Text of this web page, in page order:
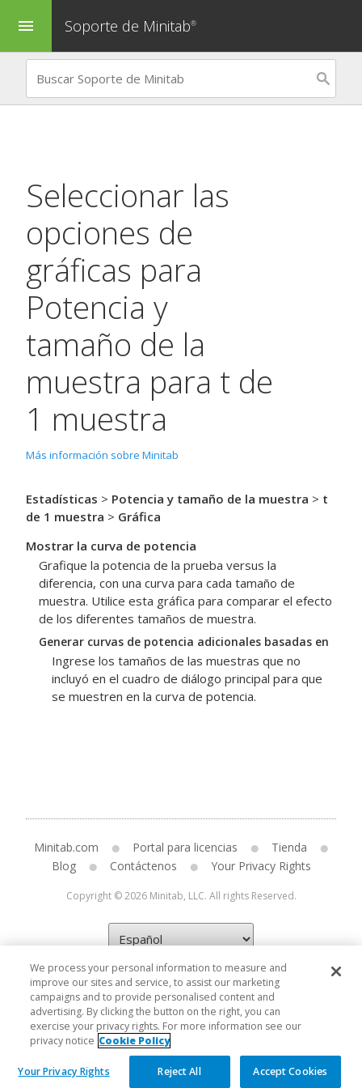
menu Soporte de Minitab®
Seleccionar las
opciones de
gráficas para
Potencia y
tamaño de la
muestra para t de
1 muestra
Más información sobre Minitab
Estadísticas > Potencia y tamaño de la muestra > t
de 1 muestra > Gráfica
Mostrar la curva de potencia
Grafique la potencia de la prueba versus la
diferencia, con una curva para cada tamaño de
muestra. Utilice esta gráfica para comparar el efecto
de los diferentes tamaños de muestra.
Generar curvas de potencia adicionales basadas en
Ingrese los tamaños de las muestras que no
incluyó en el cuadro de diálogo principal para que
se muestren en la curva de potencia.
Minitab.com Portal para licencias
Tienda
Blog
Contáctenos Your Privacy Rights
Copyright © 2026 Minitab, LLC. All rights Reserved.
We process your personal information to measure and
improve our sites and service, to assist our marketing
campaigns and to provide personalised content and
advertising. By clicking the button on the right, you can
exercise your privacy rights. For more information see our
privacy notice Cookie Policy
Your Privacy Rights Reject All Accept Cookies